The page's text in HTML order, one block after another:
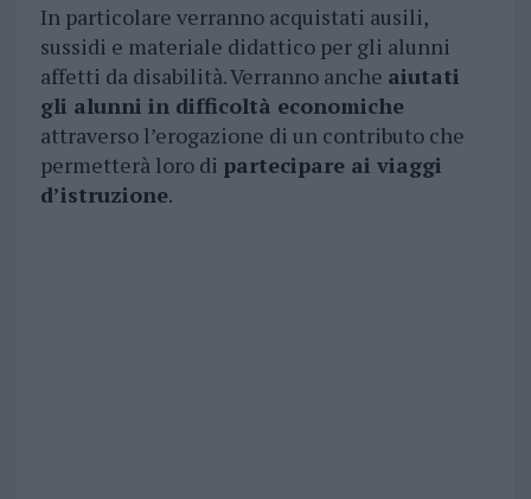
In particolare verranno acquistati ausili,
sussidi e materiale didattico per gli alunni
affetti da disabilità. Verranno anche aiutati
gli alunni in difficoltà economiche
attraverso l’erogazione di un contributo che
permetterà loro di partecipare ai viaggi
d’istruzione.